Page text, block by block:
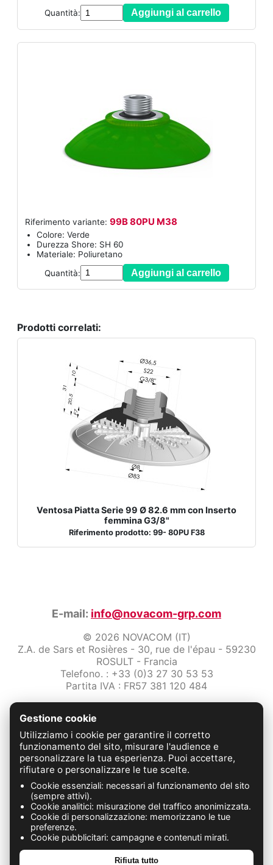
Quantità:
Aggiungi al carrello
Riferimento variante: 99B 80PU M38
Colore: Verde
Durezza Shore: SH 60
Materiale: Poliuretano
Quantità:
Aggiungi al carrello
Prodotti correlati:
Ventosa Piatta Serie 99 Ø 82.6 mm con Inserto
femmina G3/8"
Riferimento prodotto: 99- 80PU F38
E-mail: info@novacom-grp.com
© 2026 NOVACOM (IT)
Z.A. de Sars et Rosières - 30, rue de l'épau - 59230
ROSULT - Francia
Telefono. : +33 (0)3 27 30 53 53
Partita IVA : FR57 381 120 484
Protezione dei dati
Condizioni Generali di Vendita
Contattaci
FABRICATION FRANÇAISE
Gestione cookie
Utilizziamo i cookie per garantire il corretto
funzionamento del sito, misurare l'audience e
personalizzare la tua esperienza. Puoi accettare,
rifiutare o personalizzare le tue scelte.
Cookie essenziali: necessari al funzionamento del sito
(sempre attivi).
Cookie analitici: misurazione del traffico anonimizzata.
Cookie di personalizzazione: memorizzano le tue
preferenze.
Cookie pubblicitari: campagne e contenuti mirati.
Rifiuta tutto